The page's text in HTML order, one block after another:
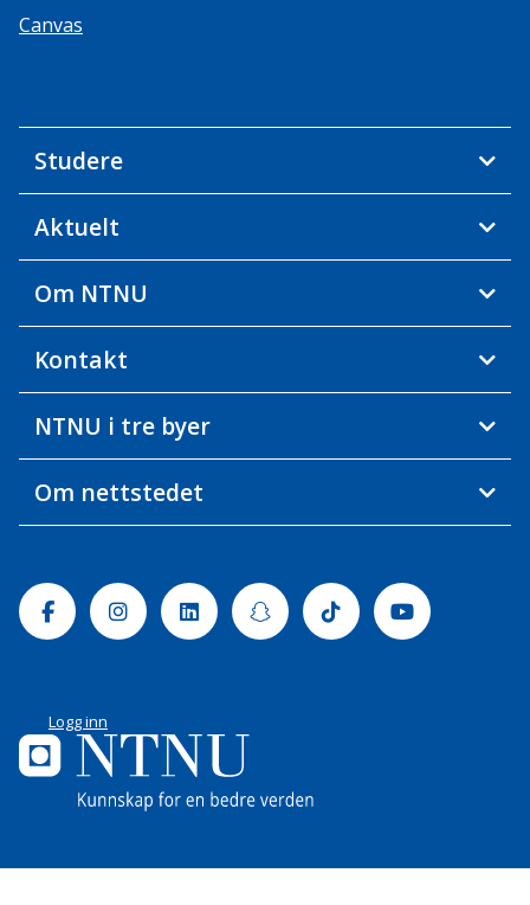
Canvas
Studere
Aktuelt
Om NTNU
Kontakt
NTNU i tre byer
Om nettstedet
FacebookInstagramLinkedinSnapchatTiktok Youtube
Logg inn